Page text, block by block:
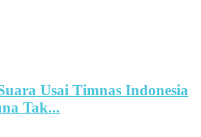
Usai Timnas Indonesia
Tak...